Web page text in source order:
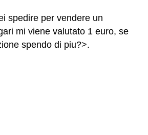
spedire per vendere un
mi viene valutato 1 euro, se
spendo di piu?>.